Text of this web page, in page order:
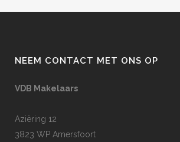
NEEM CONTACT MET ONS OP
VDB Makelaars
Aziëring 12
3823 WP Amersfoort